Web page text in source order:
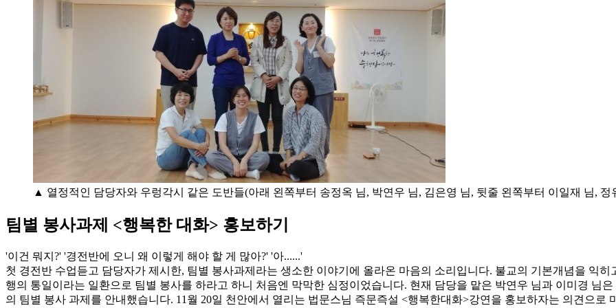
▲ 열정적인 담당자와 우렁각시 같은 도반들(아래 왼쪽부터 송정옥 님, 박연우 님, 김은영 님, 뒷줄 왼쪽부터 이일재 님, 정
팀별 봉사과제 <행복한 대화> 홍보하기
'이건 뭐지?' '경전반에 오니 왜 이렇게 해야 할 게 많아?' '아......'
첫 경전반 수업듣고 담당자가 제시한, 팀별 봉사과제라는 생소한 이야기에 올라온 마음의 소리입니다. 불교의 기본개념을 익
행의 통일이라는 일환으로 팀별 봉사를 하라고 하니 처음엔 막막한 심정이었습니다. 현재 담당을 맡은 박연우 님과 이미경 님
의 팀별 봉사 과제를 안내했습니다. 11월 20일 천안에서 열리는 법문스님 즉문즉설 <행복한대화>강연을 홍보하자는 의견으